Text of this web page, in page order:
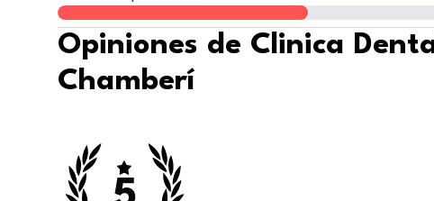
Opiniones de Clinica
Chamberí